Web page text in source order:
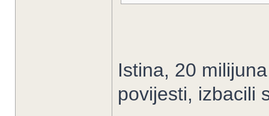
Istina, 20
povijesti, izbacili